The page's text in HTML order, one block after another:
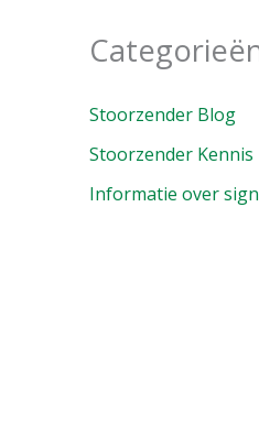
Stoorzender Blog
Stoorzender Kennis
Informatie over